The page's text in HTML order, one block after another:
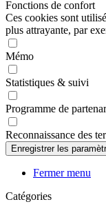
Fonctions de confort
Ces cookies sont
plus attrayante, par
Mémo
Statistiques & suivi
Programme de
Reconnaissance des
Fermer menu
Catégories